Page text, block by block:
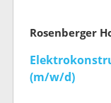
(m/w/d)